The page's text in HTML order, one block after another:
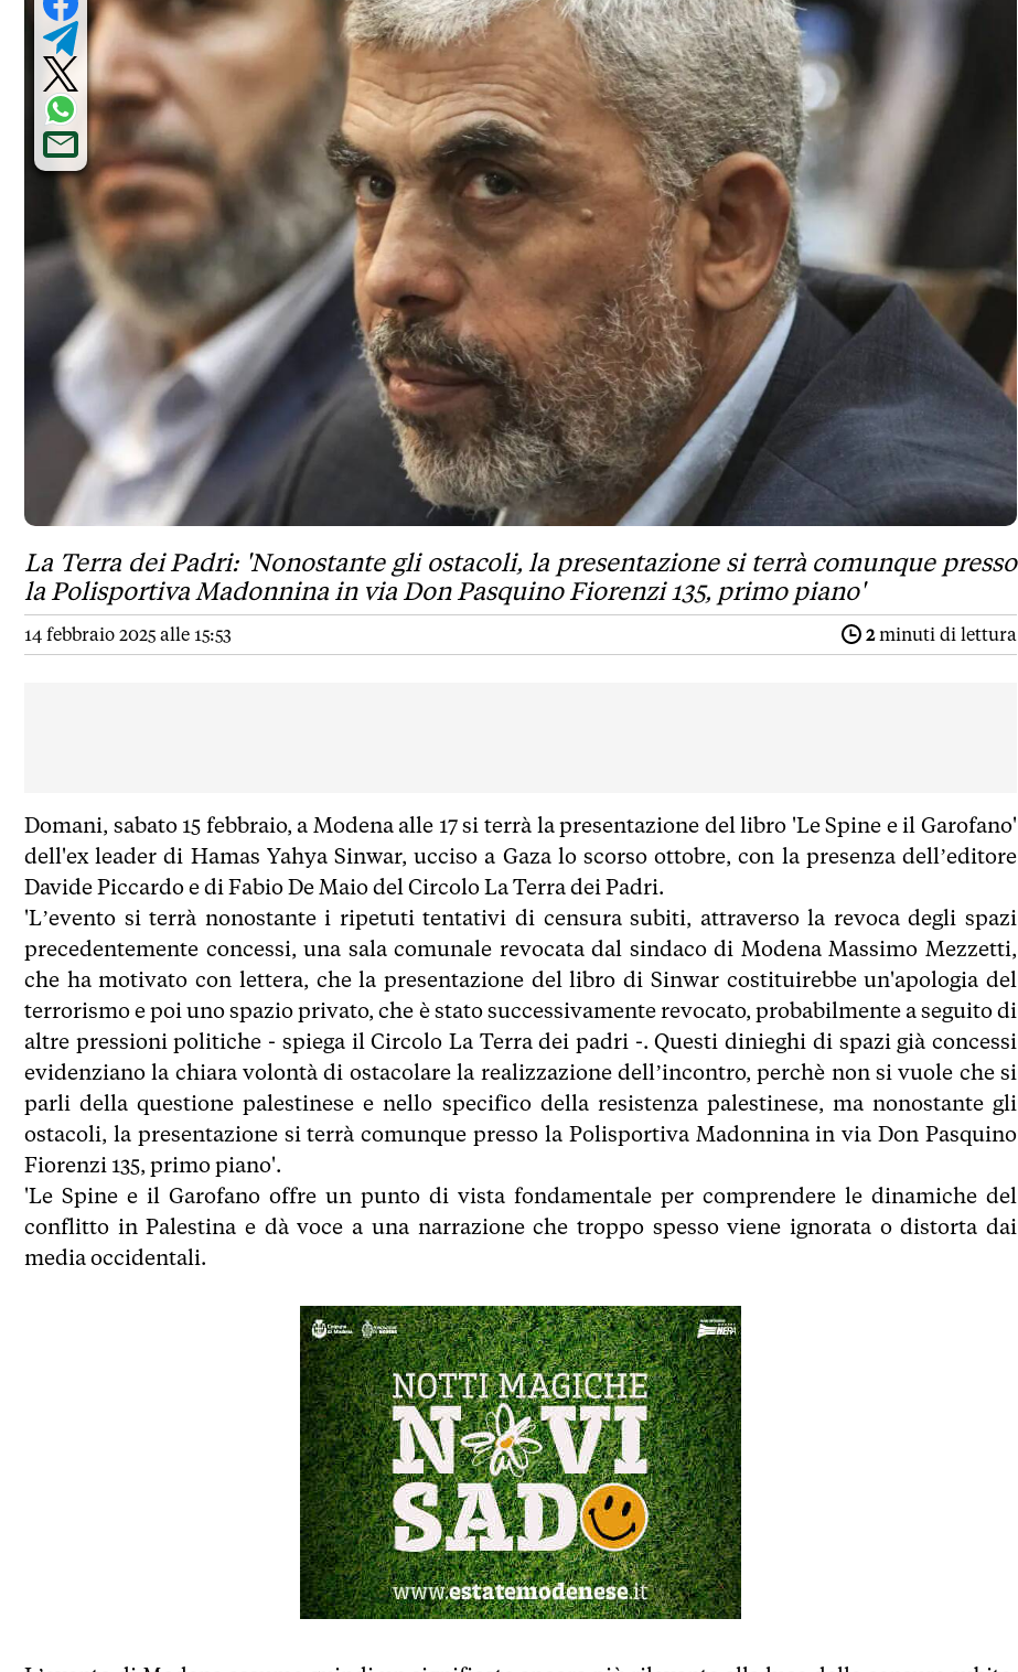
La Terra dei Padri: 'Nonostante gli ostacoli, la presentazione si terrà comunque presso
la Polisportiva Madonnina in via Don Pasquino Fiorenzi 135, primo piano'
14 febbraio 2025 alle 15:53 2minuti di lettura
Domani, sabato 15 febbraio, a Modena alle 17 si terrà la presentazione del libro 'Le Spine e il Garofano'
dell'ex leader di Hamas Yahya Sinwar, ucciso a Gaza lo scorso ottobre, con la presenza dell’editore
Davide Piccardo e di Fabio De Maio del Circolo La Terra dei Padri.
'L’evento si terrà nonostante i ripetuti tentativi di censura subiti, attraverso la revoca degli spazi
precedentemente concessi, una sala comunale revocata dal sindaco di Modena Massimo Mezzetti,
che ha motivato con lettera, che la presentazione del libro di Sinwar costituirebbe un'apologia del
terrorismo e poi uno spazio privato, che è stato successivamente revocato, probabilmente a seguito di
altre pressioni politiche - spiega il Circolo La Terra dei padri -. Questi dinieghi di spazi già concessi
evidenziano la chiara volontà di ostacolare la realizzazione dell’incontro, perchè non si vuole che si
parli della questione palestinese e nello specifico della resistenza palestinese, ma nonostante gli
ostacoli, la presentazione si terrà comunque presso la Polisportiva Madonnina in via Don Pasquino
Fiorenzi 135, primo piano'.
'Le Spine e il Garofano offre un punto di vista fondamentale per comprendere le dinamiche del
conflitto in Palestina e dà voce a una narrazione che troppo spesso viene ignorata o distorta dai
media occidentali.